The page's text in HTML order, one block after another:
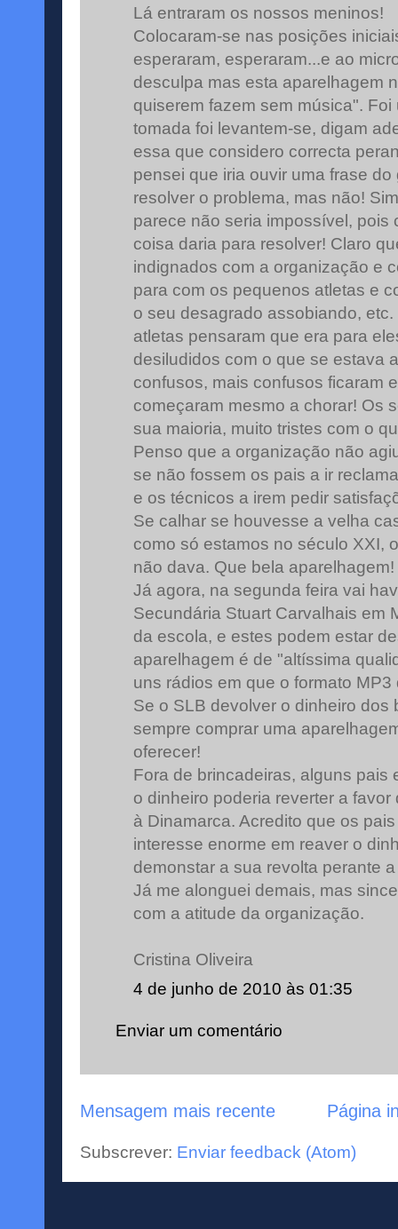
Lá entraram os nossos meninos!
Colocaram-se nas posições
esperaram, esperaram...e ao
desculpa mas esta aparelhagem
quiserem fazem sem música". Foi
tomada foi levantem-se, digam
essa que considero correcta
pensei que iria ouvir uma frase
resolver o problema, mas não!
parece não seria impossível, pois
coisa daria para resolver! Claro
indignados com a organização e
para com os pequenos atletas e
o seu desagrado assobiando,
atletas pensaram que era para
desiludidos com o que se estava
confusos, mais confusos ficaram
começaram mesmo a chorar! Os
sua maioria, muito tristes com o
Penso que a organização não
se não fossem os pais a ir
e os técnicos a irem pedir
Se calhar se houvesse a velha
como só estamos no século XXI,
não dava. Que bela aparelhagem!
Já agora, na segunda feira vai
Secundária Stuart Carvalhais em
da escola, e estes podem estar
aparelhagem é de "altíssima
uns rádios em que o formato MP3
Se o SLB devolver o dinheiro dos
sempre comprar uma
oferecer!
Fora de brincadeiras, alguns pais
o dinheiro poderia reverter a
à Dinamarca. Acredito que os
interesse enorme em reaver o
demonstar a sua revolta perante
Já me alonguei demais, mas
com a atitude da organização.
Cristina Oliveira
4 de junho de 2010 às 01:35
Enviar um comentário
Mensagem mais recente Página
Subscrever: Enviar feedback (Atom)